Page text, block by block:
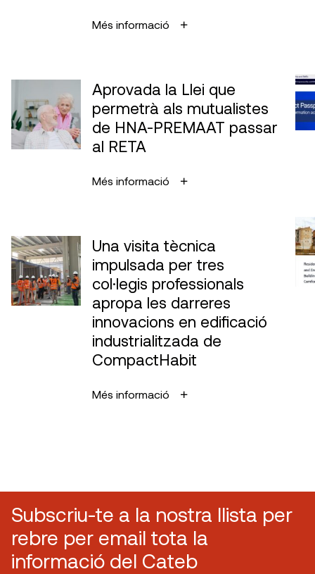
Més informació
Aprovada la Llei que
permetrà als mutualistes
de HNA-PREMAAT passar
al RETA
Més informació
Una visita tècnica
impulsada per tres
col·legis professionals
apropa les darreres
innovacions en edificació
industrialitzada de
CompactHabit
Més informació
Subscriu-te a la nostra llista per
rebre per email tota la
informació del Cateb